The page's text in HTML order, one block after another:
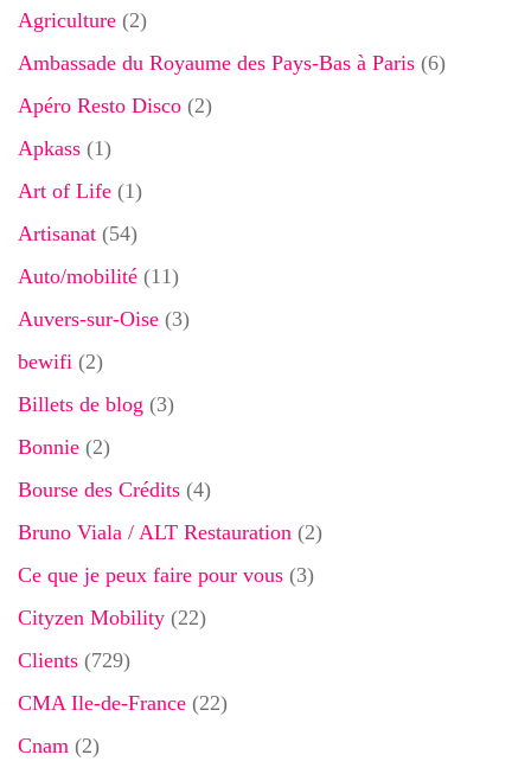
Agriculture (2)
Ambassade du Royaume des Pays-Bas à Paris (6)
Apéro Resto Disco (2)
Apkass (1)
Art of Life (1)
Artisanat (54)
Auto/mobilité (11)
Auvers-sur-Oise (3)
bewifi (2)
Billets de blog (3)
Bonnie (2)
Bourse des Crédits (4)
Bruno Viala / ALT Restauration (2)
Ce que je peux faire pour vous (3)
Cityzen Mobility (22)
Clients (729)
CMA Ile-de-France (22)
Cnam (2)